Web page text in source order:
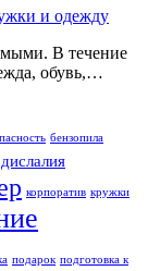
и одежду
В течение
обувь,…
бензопила
дислалия
корпоратив кружки
подарок подготовка к